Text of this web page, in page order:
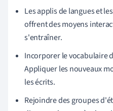
Les applis de langues et
offrent des moyens
s'entraîner.
Incorporer le vocabulaire
Appliquer les nouveaux
les écrits.
Rejoindre des groupes